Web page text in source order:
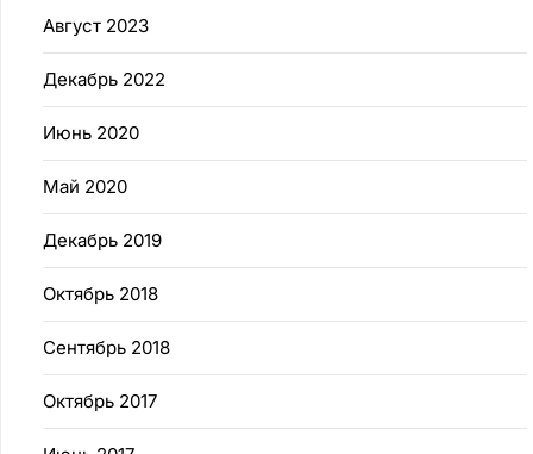
Август 2023
Декабрь 2022
Июнь 2020
Май 2020
Декабрь 2019
Октябрь 2018
Сентябрь 2018
Октябрь 2017